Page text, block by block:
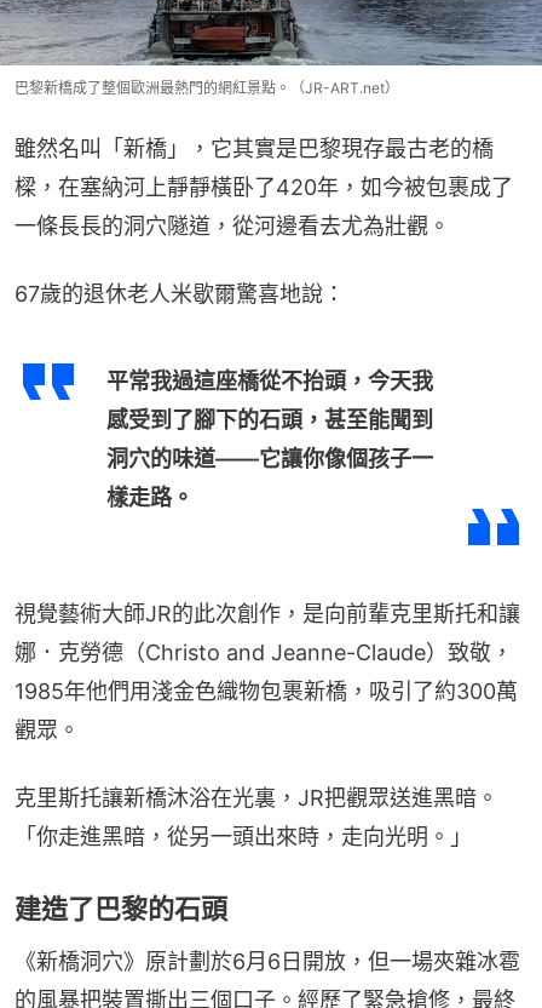
巴黎新橋成了整個歐洲最熱門的網紅景點。（JR-ART.net）
雖然名叫「新橋」，它其實是巴黎現存最古老的橋
樑，在塞納河上靜靜橫卧了420年，如今被包裹成了
一條長長的洞穴隧道，從河邊看去尤為壯觀。
67歲的退休老人米歇爾驚喜地說：
平常我過這座橋從不抬頭，今天我
感受到了腳下的石頭，甚至能聞到
洞穴的味道——它讓你像個孩子一
樣走路。
視覺藝術大師JR的此次創作，是向前輩克里斯托和讓
娜．克勞德（Christo and Jeanne-Claude）致敬，
1985年他們用淺金色織物包裹新橋，吸引了約300萬
觀眾。
克里斯托讓新橋沐浴在光裏，JR把觀眾送進黑暗。
「你走進黑暗，從另一頭出來時，走向光明。」
建造了巴黎的石頭
《新橋洞穴》原計劃於6月6日開放，但一場夾雜冰雹
的風暴把裝置撕出三個口子。經歷了緊急搶修，最終